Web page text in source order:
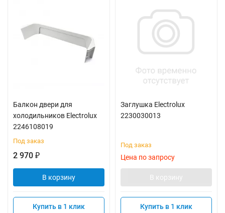
Балкон двери для
холодильников Electrolux
2246108019
Под заказ
2 970 ₽
В корзину
Купить в 1 клик
Заглушка Electrolux
2230030013
Под заказ
Цена по запросу
В корзину
Купить в 1 клик